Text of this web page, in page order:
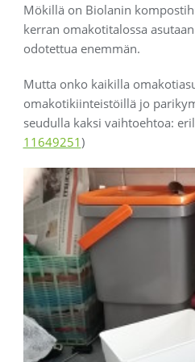
Mökillä on Biolanin
kerran omakotitalossa
odotettua enemmän.
Mutta onko kaikilla
omakotikiinteistöillä jo
seudulla kaksi vaihtoehtoa:
11649251)